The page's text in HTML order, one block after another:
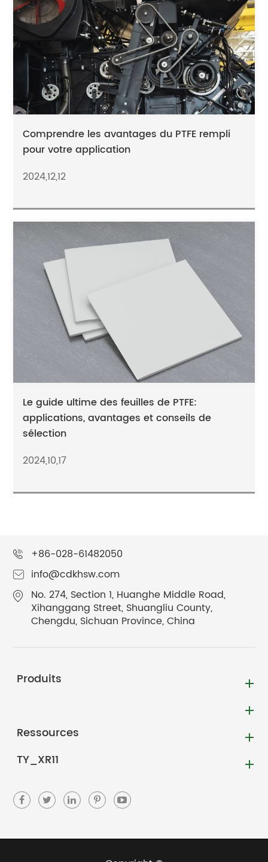
Comprendre les avantages du PTFE rempli
pour votre application
2024,12,12
Le guide ultime des feuilles de PTFE:
applications, avantages et conseils de
sélection
2024,10,17
+86-028-61482050
info@cdkhsw.com
No. 274, Section 1, Huanghe Middle Road,
Xihanggang Street, Shuangliu County,
Chengdu, Sichuan Province, China
Produits
Ressources
TY_XR11